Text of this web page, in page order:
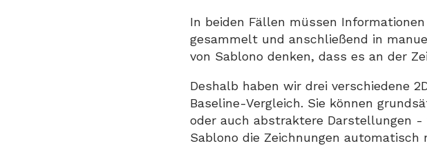
In beiden Fällen müssen
gesammelt und anschließend in
von Sablono denken, dass es an der
Deshalb haben wir drei verschiedene
Baseline-Vergleich. Sie können
oder auch abstraktere Darstellungen
Sablono die Zeichnungen automatisch